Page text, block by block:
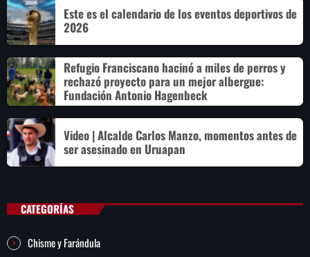
Este es el calendario de los eventos deportivos de
2026
Refugio Franciscano hacinó a miles de perros y
rechazó proyecto para un mejor albergue:
Fundación Antonio Hagenbeck
Video | Alcalde Carlos Manzo, momentos antes de
ser asesinado en Uruapan
CATEGORÍAS
Chisme y Farándula